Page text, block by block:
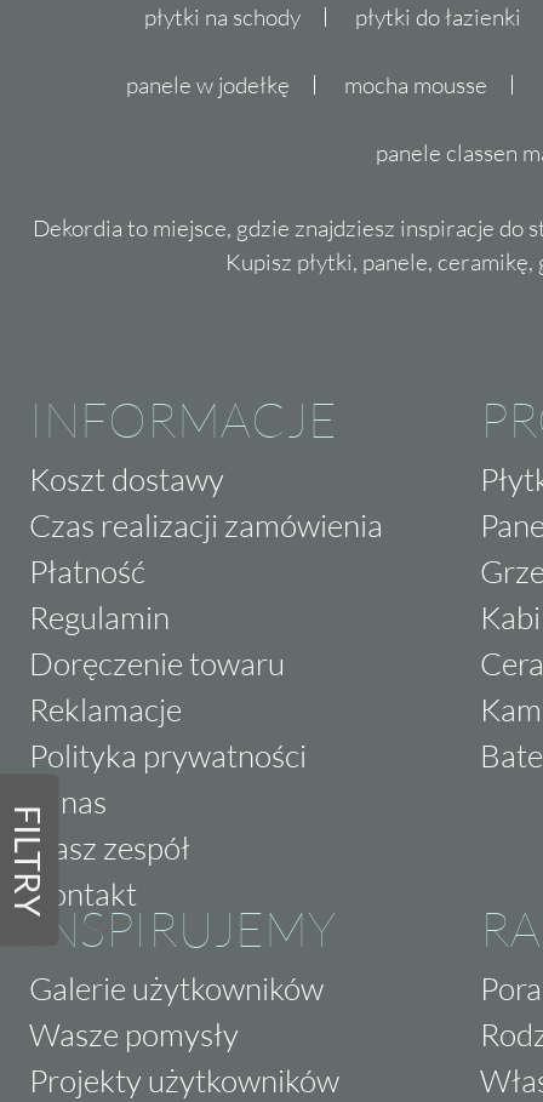
FILTRY
płytki na schody płytki do łazienki
panele w jodełkę mocha mousse
panele classen
Dekordia to miejsce, gdzie znajdziesz inspiracje do
Kupisz płytki, panele,
INFORMACJE
Koszt dostawy
Czas realizacji zamówienia
Płatność
Regulamin
Doręczenie towaru
Reklamacje
Polityka prywatności
O nas
Nasz zespół
Kontakt
INSPIRUJEMY
Galerie użytkowników
Wasze pomysły
Projekty użytkowników